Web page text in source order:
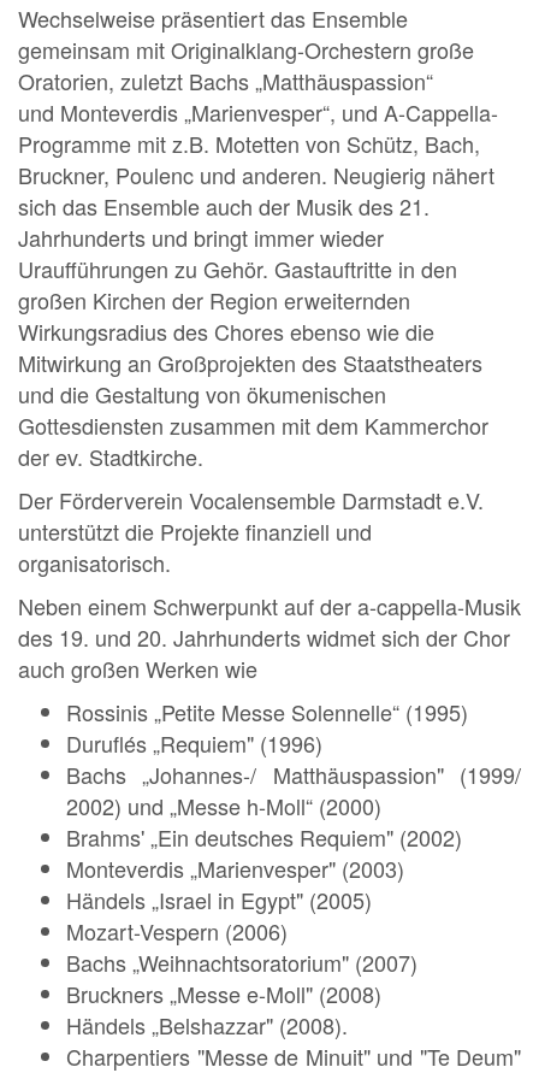
Wechselweise präsentiert das Ensemble
gemeinsam mit Originalklang-Orchestern große
Oratorien, zuletzt Bachs „Matthäuspassion“
und Monteverdis „Marienvesper“, und A-Cappella-
Programme mit z.B. Motetten von Schütz, Bach,
Bruckner, Poulenc und anderen. Neugierig nähert
sich das Ensemble auch der Musik des 21.
Jahrhunderts und bringt immer wieder
Uraufführungen zu Gehör. Gastauftritte in den
großen Kirchen der Region erweiternden
Wirkungsradius des Chores ebenso wie die
Mitwirkung an Großprojekten des Staatstheaters
und die Gestaltung von ökumenischen
Gottesdiensten zusammen mit dem Kammerchor
der ev. Stadtkirche.
Der Förderverein Vocalensemble Darmstadt e.V.
unterstützt die Projekte finanziell und
organisatorisch.
Neben einem Schwerpunkt auf der a-cappella-Musik
des 19. und 20. Jahrhunderts widmet sich der Chor
auch großen Werken wie
Rossinis „Petite Messe Solennelle“ (1995)
Duruflés „Requiem" (1996)
Bachs „Johannes-/ Matthäuspassion" (1999/
2002) und „Messe h-Moll“ (2000)
Brahms' „Ein deutsches Requiem" (2002)
Monteverdis „Marienvesper" (2003)
Händels „Israel in Egypt" (2005)
Mozart-Vespern (2006)
Bachs „Weihnachtsoratorium" (2007)
Bruckners „Messe e-Moll" (2008)
Händels „Belshazzar" (2008).
Charpentiers "Messe de Minuit" und "Te Deum"